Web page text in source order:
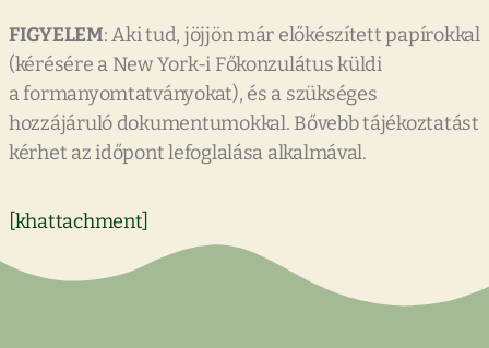
FIGYELEM: Aki tud, jöjjön már előkészített papírokkal
(kérésére a New York-i Főkonzulátus küldi
a formanyomtatványokat), és a szükséges
hozzájáruló dokumentumokkal. Bővebb tájékoztatást
kérhet az időpont lefoglalása alkalmával.
[khattachment]